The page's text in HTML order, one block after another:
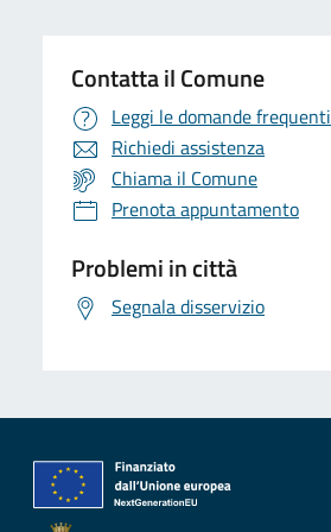
Contatta il Comune
Leggi le domande frequenti
Richiedi assistenza
Chiama il Comune
Prenota appuntamento
Problemi in città
Segnala disservizio